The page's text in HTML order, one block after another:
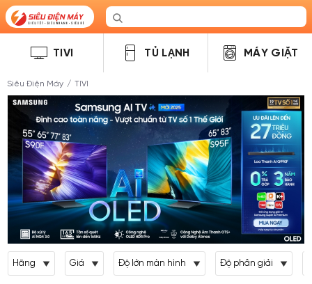
TIVI TỦ LẠNH MÁY GIẶT
Siêu Điện Máy / TIVI
Hãng Giá Độ lớn màn hình Độ phân giải